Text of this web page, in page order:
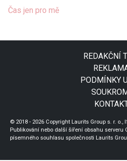
Čas jen pro mě
REDAKČNÍ
PODMÍNKY
© 2018 - 2026 Copyright Laurits Group s. r. o.,
Publikování nebo další šíření obsahu serveru
písemného souhlasu společnosti Laurits